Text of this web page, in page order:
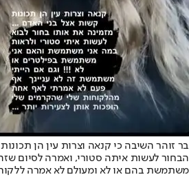
בר זוהר השיבה כי קנאה וצרות עין הן
הבחור לעשות איתה סטורי, ואמרה לסיום
משתמשת בהם או לא ומעולם לא אמרה